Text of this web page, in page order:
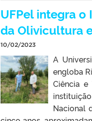
UFPel integra o
da Olivicultura
10/02/2023
A
engloba
Ciência
Nacional